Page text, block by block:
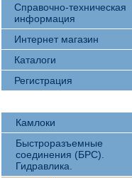
Справочно-техническая
информация
Интернет магазин
Каталоги
Регистрация
Камлоки
Быстроразъемные
соединения (БРС).
Гидравлика.